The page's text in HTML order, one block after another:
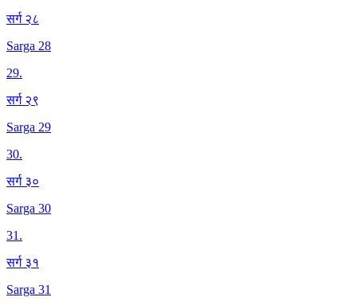
सर्ग २८
Sarga 28
29.
सर्ग २९
Sarga 29
30.
सर्ग ३०
Sarga 30
31.
सर्ग ३१
Sarga 31